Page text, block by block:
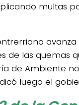
multas
de las quemas
de Ambiente
luego el